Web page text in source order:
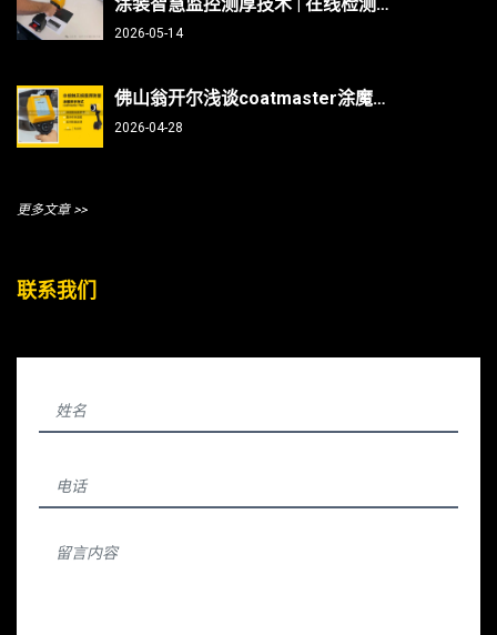
涂装智慧监控测厚技术 | 在线检测、非接触无损、防呆、不限底材
2026-05-14
佛山翁开尔浅谈coatmaster涂魔师测曲面/焊缝/内部，复杂部件涂层测厚不再难
2026-04-28
更多文章 >>
联系我们